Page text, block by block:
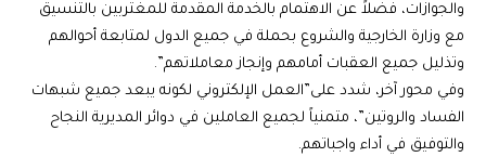
والجوازات، فضلاً عن الاهتمام بالخدمة المقدمة للمغتربين بالتنسيق
مع وزارة الخارجية والشروع بحملة في جميع الدول لمتابعة أحوالهم
وتذليل جميع العقبات أمامهم وإنجاز معاملاتهم”.
وفي محور آخر، شدد على”العمل الإلكتروني لكونه يبعد جميع شبهات
الفساد والروتين”، متمنياً لجميع العاملين في دوائر المديرية النجاح
والتوفيق في أداء واجباتهم.